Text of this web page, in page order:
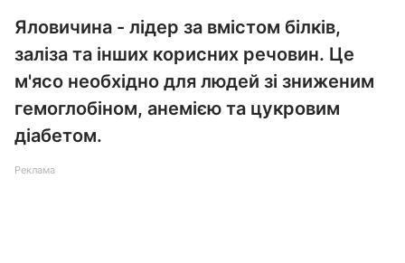
Яловичина - лідер за вмістом білків,
заліза та інших корисних речовин. Це
м'ясо необхідно для людей зі зниженим
гемоглобіном, анемією та цукровим
діабетом.
Реклама